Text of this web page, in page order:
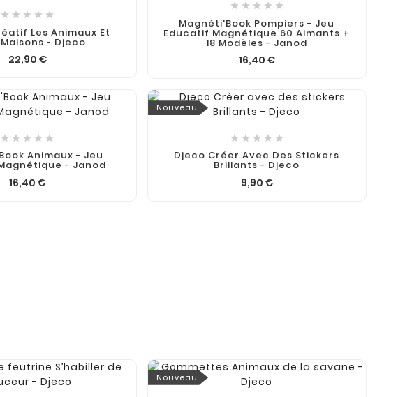
    
Les Animaux Et
- Djeco
22,90 €
    
Magnéti'Book Pompiers - Jeu
Educatif Magnétique 60 Aimants +
18 Modèles - Janod
16,40 €
    
Animaux - Jeu
- Janod
16,40 €
Nouveau
    
Djeco Créer Avec Des Stickers
Brillants - Djeco
9,90 €
Nouveau